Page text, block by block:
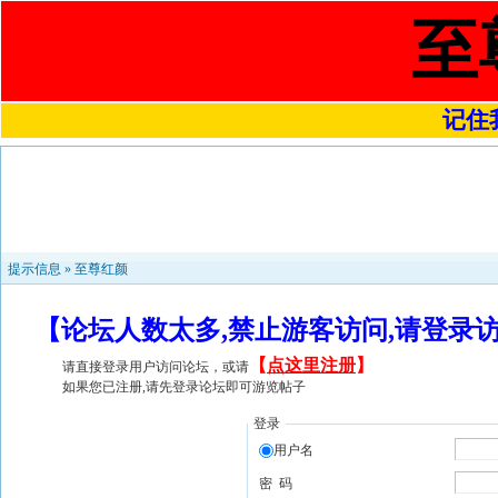
至
记住
提示信息 » 至尊红颜
【论坛人数太多,禁止游客访问,请登
请直接登录用户访问论坛，或请 【 点这里注册】
如果您已注册,请先登录论坛即可游览帖子
登录
用户名
密 码